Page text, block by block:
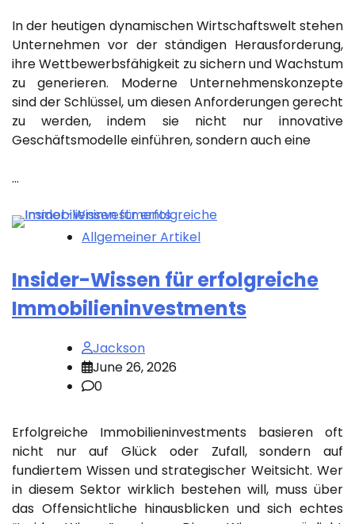
In der heutigen dynamischen Wirtschaftswelt stehen
Unternehmen vor der ständigen Herausforderung,
ihre Wettbewerbsfähigkeit zu sichern und Wachstum
zu generieren. Moderne Unternehmenskonzepte
sind der Schlüssel, um diesen Anforderungen gerecht
zu werden, indem sie nicht nur innovative
Geschäftsmodelle einführen, sondern auch eine
…
Allgemeiner Artikel
Insider-Wissen für erfolgreiche
Immobilieninvestments
Jackson
June 26, 2026
0
Erfolgreiche Immobilieninvestments basieren oft
nicht nur auf Glück oder Zufall, sondern auf
fundiertem Wissen und strategischer Weitsicht. Wer
in diesem Sektor wirklich bestehen will, muss über
das Offensichtliche hinausblicken und sich echtes